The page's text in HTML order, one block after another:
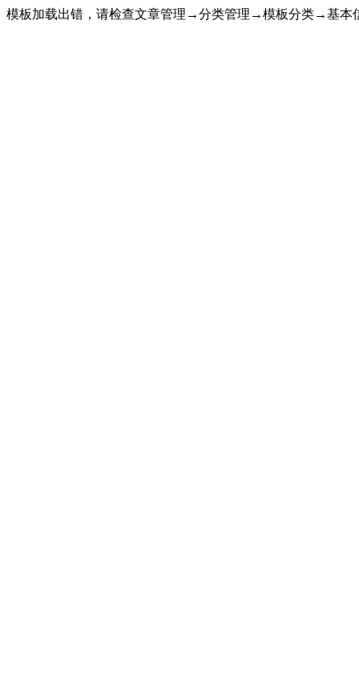
模板加载出错，请检查文章管理→分类管理→模板分类→基本